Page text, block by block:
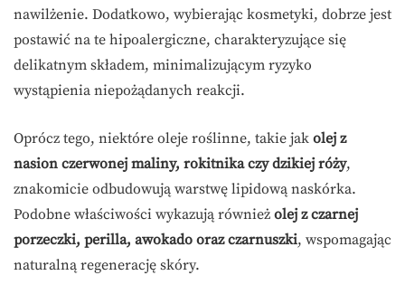
nawilżenie. Dodatkowo, wybierając kosmetyki, dobrze jest
postawić na te hipoalergiczne, charakteryzujące się
delikatnym składem, minimalizującym ryzyko
wystąpienia niepożądanych reakcji.
Oprócz tego, niektóre oleje roślinne, takie jak olej z
nasion czerwonej maliny, rokitnika czy dzikiej róży,
znakomicie odbudowują warstwę lipidową naskórka.
Podobne właściwości wykazują również olej z czarnej
porzeczki, perilla, awokado oraz czarnuszki, wspomagając
naturalną regenerację skóry.